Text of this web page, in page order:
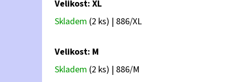
Velikost: XL
Skladem (2 ks) | 886/XL
Velikost: M
Skladem (2 ks) | 886/M